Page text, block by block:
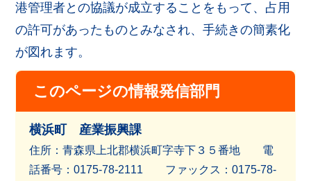
港管理者との協議が成立することをもって、占用
の許可があったものとみなされ、手続きの簡素化
が図れます。
このページの情報発信部門
横浜町 産業振興課
住所：青森県上北郡横浜町字寺下３５番地 電
話番号：0175-78-2111 ファッ クス：0175-78-